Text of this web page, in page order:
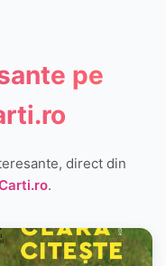
pe
direct din
.